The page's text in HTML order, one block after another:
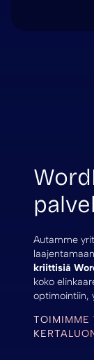
Autamme
kriittisiä
koko
optimointiin,
TOIMIMME